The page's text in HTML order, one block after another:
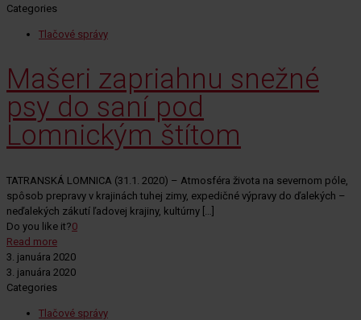
Categories
Tlačové správy
Mašeri zapriahnu snežné
psy do saní pod
Lomnickým štítom
TATRANSKÁ LOMNICA (31.1. 2020) – Atmosféra života na severnom póle,
spôsob prepravy v krajinách tuhej zimy, expedičné výpravy do ďalekých –
neďalekých zákutí ľadovej krajiny, kultúrny
Do you like it?0
Read more
3. januára 2020
3. januára 2020
Categories
Tlačové správy